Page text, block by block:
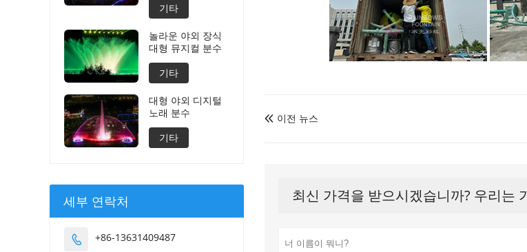
 이전 뉴스
최신 가격을 받으시겠습니까? 우리는
기타
놀라운 야외 장식
대형 뮤지컬 분수
기타
대형 야외 디지털
노래 분수
기타
세부 연락처
 +86-13631409487